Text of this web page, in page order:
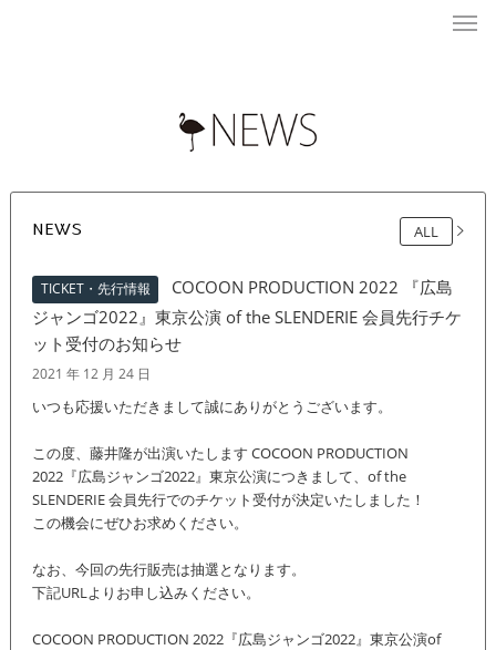
NEWS ALL
TICKET・先行情報
COCOON PRODUCTION 2022 『広島
ジャンゴ2022』東京公演 of the SLENDERIE 会員先行チケ
ット受付のお知らせ
2021 年 12 月 24 日
いつも応援いただきまして誠にありがとうございます。
この度、藤井隆が出演いたします COCOON PRODUCTION
2022『広島ジャンゴ2022』東京公演につきまして、of the
SLENDERIE 会員先行でのチケット受付が決定いたしました！
この機会にぜひお求めください。
なお、今回の先行販売は抽選となります。
下記URLよりお申し込みください。
COCOON PRODUCTION 2022『広島ジャンゴ2022』東京公演of